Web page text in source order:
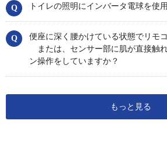
トイレの照明にインバータ電球を使
便座に深く腰かけている状態でリモ
または、センサー部に肌が直接触
ン操作をしていますか？
もっと見る